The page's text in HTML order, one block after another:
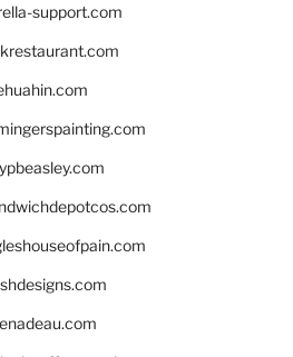
support.com